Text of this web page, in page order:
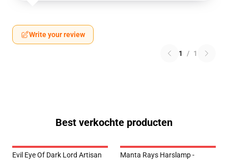
Write your review
1 / 1
Best verkochte producten
Evil Eye Of Dark Lord Artisan
Manta Rays Harslamp -